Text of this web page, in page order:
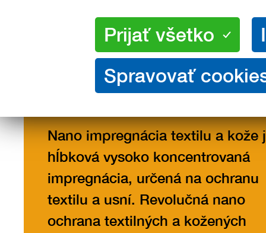
Nano impregnácia textilu a kože
hĺbková vysoko koncentrovaná
impregnácia, určená na ochranu
textilu a usní. Revolučná nano
ochrana textilných a kožených